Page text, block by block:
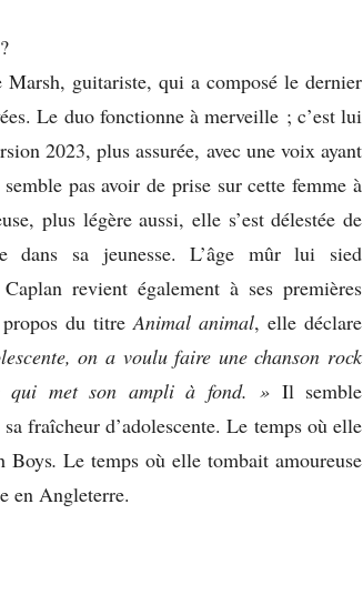
guitariste, qui a composé le dernier
Le duo fonctionne à merveille ; c’est lui
2023, plus assurée, avec une voix ayant
pas avoir de prise sur cette femme à
plus légère aussi, elle s’est délestée de
dans sa jeunesse. L’âge mûr lui sied
revient également à ses premières
du titreAnimal animal, elle déclare
on a voulu faire une chanson rock
qui met son ampli à fond. » Il semble
fraîcheur d’adolescente. Le temps où elle
Boys.Le temps où elle tombait amoureuse
en Angleterre.